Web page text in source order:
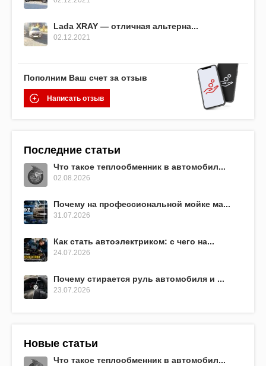
Lada XRAY — отличная альтерна...
02.12.2021
Пополним Ваш счет за отзыв
Написать отзыв
Последние статьи
Что такое теплообменник в автомобил...
02.08.2026
Почему на профессиональной мойке ма...
31.07.2026
Как стать автоэлектриком: с чего на...
24.07.2026
Почему стирается руль автомобиля и ...
23.07.2026
Новые статьи
Что такое теплообменник в автомобил...